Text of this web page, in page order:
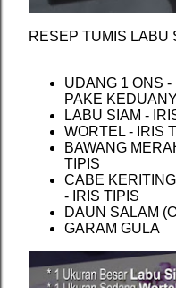
RESEP TUMIS LABU
UDANG 1 ONS
PAKE
LABU SIAM -
WORTEL - IRIS
BAWANG
TIPIS
CABE
- IRIS TIPIS
DAUN SALAM
GARAM GULA